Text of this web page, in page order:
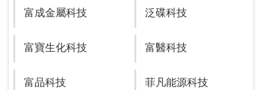
富成金屬科技 泛碟科技
富寶生化科技 富醫科技
富品科技 菲凡能源科技